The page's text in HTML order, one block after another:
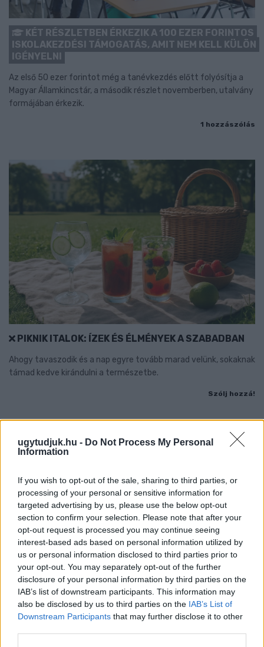
ugytudjuk.hu - Do Not Process My Personal
Information
If you wish to opt-out of the sale, sharing to third parties, or
processing of your personal or sensitive information for
targeted advertising by us, please use the below opt-out
section to confirm your selection. Please note that after your
opt-out request is processed you may continue seeing
interest-based ads based on personal information utilized by
us or personal information disclosed to third parties prior to
your opt-out. You may separately opt-out of the further
disclosure of your personal information by third parties on the
IAB’s list of downstream participants. This information may
also be disclosed by us to third parties on the IAB’s List of
Downstream Participants that may further disclose it to other
KÉT RÉSZLETBEN ÉRKEZIK A 100 EZER FORINTOS
ISKOLAKEZDÉSI TÁMOGATÁS, AMIT NEM KELL KÜLÖN
IGÉNYELNI
Az első 50 ezer forintot még a tanévkezdés előtt folyósítja a
Magyar Államkincstár, a második részlet novemberben, utalvány
formájában érkezik.
1 hozzászólás
PIKNIK ITALOK: ÍZEK ÉS ÉLMÉNYEK A SZABADBAN
Ahogy tavaszodik és a nap egyre tovább marad velünk, sokaknak
támad kedve kirándulni a természetbe.
Szólj hozzá!
ÖRÖMHÍR: TÍZ ÉVE NEM VOLT ILYEN ALACSONY AZ
INFLÁCIÓ MAGYARORSZÁGON
Júliusban mindössze 1,2 százalékkal emelkedtek éves